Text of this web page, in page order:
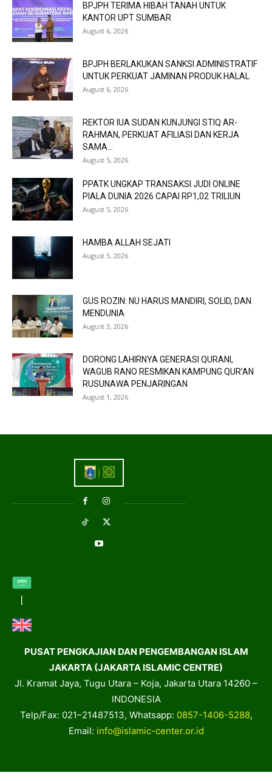
BPJPH TERIMA HIBAH TANAH UNTUK
KANTOR UPT SUMBAR
August 6, 2026
BPJPH BERLAKUKAN SANKSI ADMINISTRATIF
UNTUK PERKUAT JAMINAN PRODUK HALAL
August 6, 2026
REKTOR IUA SUDAN KUNJUNGI STIQ AR-
RAHMAN, PERKUAT AFILIASI DAN KERJA
SAMA...
August 5, 2026
PPATK UNGKAP TRANSAKSI JUDI ONLINE
PIALA DUNIA 2026 CAPAI RP1,02 TRILIUN
August 5, 2026
HAMBA ALLAH SEJATI
August 5, 2026
GUS ROZIN: NU HARUS MANDIRI, SOLID, DAN
MENDUNIA
August 3, 2026
DORONG LAHIRNYA GENERASI QURANI,
WAGUB RANO RESMIKAN KAMPUNG QUR’AN
RUSUNAWA PENJARINGAN
August 1, 2026
PUSAT PENGKAJIAN DAN PENGEMBANGAN ISLAM
JAKARTA (JAKARTA ISLAMIC CENTRE)
Jl. Kramat Jaya, Tugu Utara – Koja, Jakarta Utara 14260 –
INDONESIA
Telp/Fax: 021–21487513, Whatsapp: 0857-1406-5288,
Email: info@islamic-center.or.id